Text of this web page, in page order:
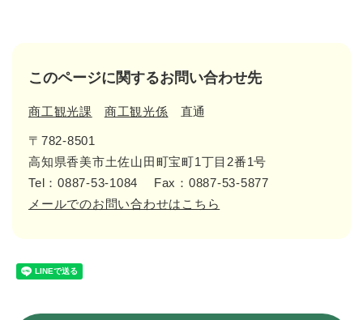
このページに関するお問い合わせ先
商工観光課 商工観光係 直通
〒782-8501
高知県香美市土佐山田町宝町1丁目2番1号
Tel：0887-53-1084
Fax：0887-53-5877
メールでのお問い合わせはこちら